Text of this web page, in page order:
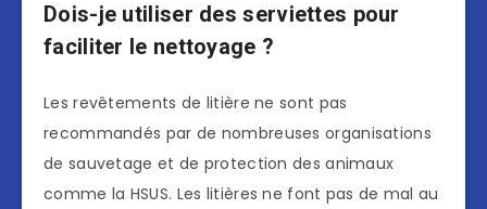
Dois-je utiliser des serviettes pour
faciliter le nettoyage ?
Les revêtements de litière ne sont pas
recommandés par de nombreuses organisations
de sauvetage et de protection des animaux
comme la HSUS. Les litières ne font pas de mal au